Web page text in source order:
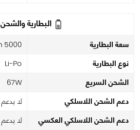
البطارية والشحن
سعة البطارية 5000 mAh
نوع البطارية Li-Po
الشحن السريع 67W
دعم الشحن اللاسلكي لا يدعم
دعم الشحن اللاسلكي العكسي لا يدعم